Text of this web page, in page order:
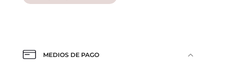
MEDIOS DE PAGO